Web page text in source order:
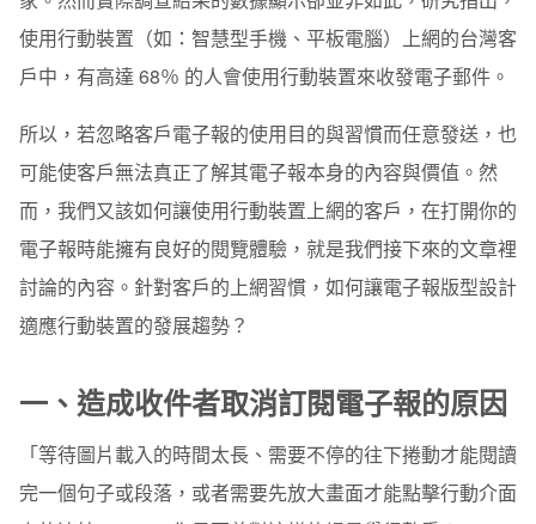
1. 簡單扼要
2. 易於瀏覽
3. 點擊容易
三、響應式電子報的設計重點（Responsive Design）
1. 包裝版型元素
3. 隱藏多餘圖片
使用行動裝置（如：智慧型手機、平板電腦）上網的台灣客
戶中，有高達 68％ 的人會使用行動裝置來收發電子郵件。
所以，若忽略客戶電子報的使用目的與習慣而任意發送，也
可能使客戶無法真正了解其電子報本身的內容與價值。然
而，我們又該如何讓使用行動裝置上網的客戶，在打開你的
電子報時能擁有良好的閱覽體驗，就是我們接下來的文章裡
討論的內容。針對客戶的上網習慣， 如何讓電子報版型設計
適應行動裝置的發展趨勢？
一、 造成收件者取消訂閱電子報的原因
「等待圖片載入的時間太長、需要不停的往下捲動才能閱讀
完一個句子或段落，或者需要先放大畫面才能點擊行動介面